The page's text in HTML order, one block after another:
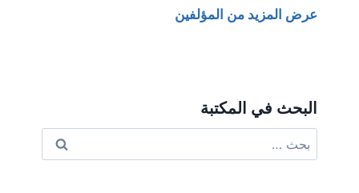
عرض المزيد من المؤلفين
البحث في المكتبة
عن: